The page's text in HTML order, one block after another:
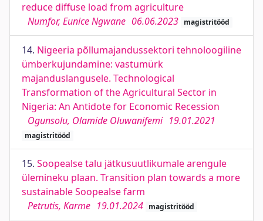
reduce diffuse load from agriculture
Numfor, Eunice Ngwane 06.06.2023 magistritööd
14. Nigeeria põllumajandussektori tehnoloogiline
ümberkujundamine: vastumürk
majanduslangusele. Technological
Transformation of the Agricultural Sector in
Nigeria: An Antidote for Economic Recession
Ogunsolu, Olamide Oluwanifemi 19.01.2021
magistritööd
15. Soopealse talu jätkusuutlikumale arengule
ülemineku plaan. Transition plan towards a more
sustainable Soopealse farm
Petrutis, Karme 19.01.2024 magistritööd